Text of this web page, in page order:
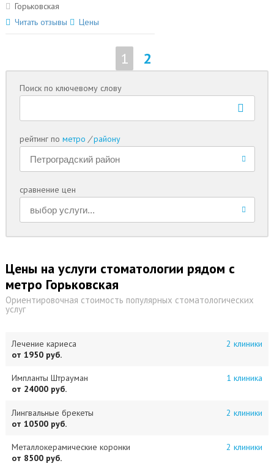
Горьковская
Читать отзывы
Цены
1 2
Поиск по ключевому слову
рейтинг пометро / району
сравнение цен
Цены на услуги стоматологии рядом с
метро Горьковская
Ориентировочная стоимость популярных стоматологических
услуг
Лечение кариеса
2 клиники
от 1950 руб.
Импланты Штрауман
1 клиника
от 24000 руб.
Лингвальные брекеты
2 клиники
от 10500 руб.
Металлокерамические коронки
2 клиники
от 8500 руб.